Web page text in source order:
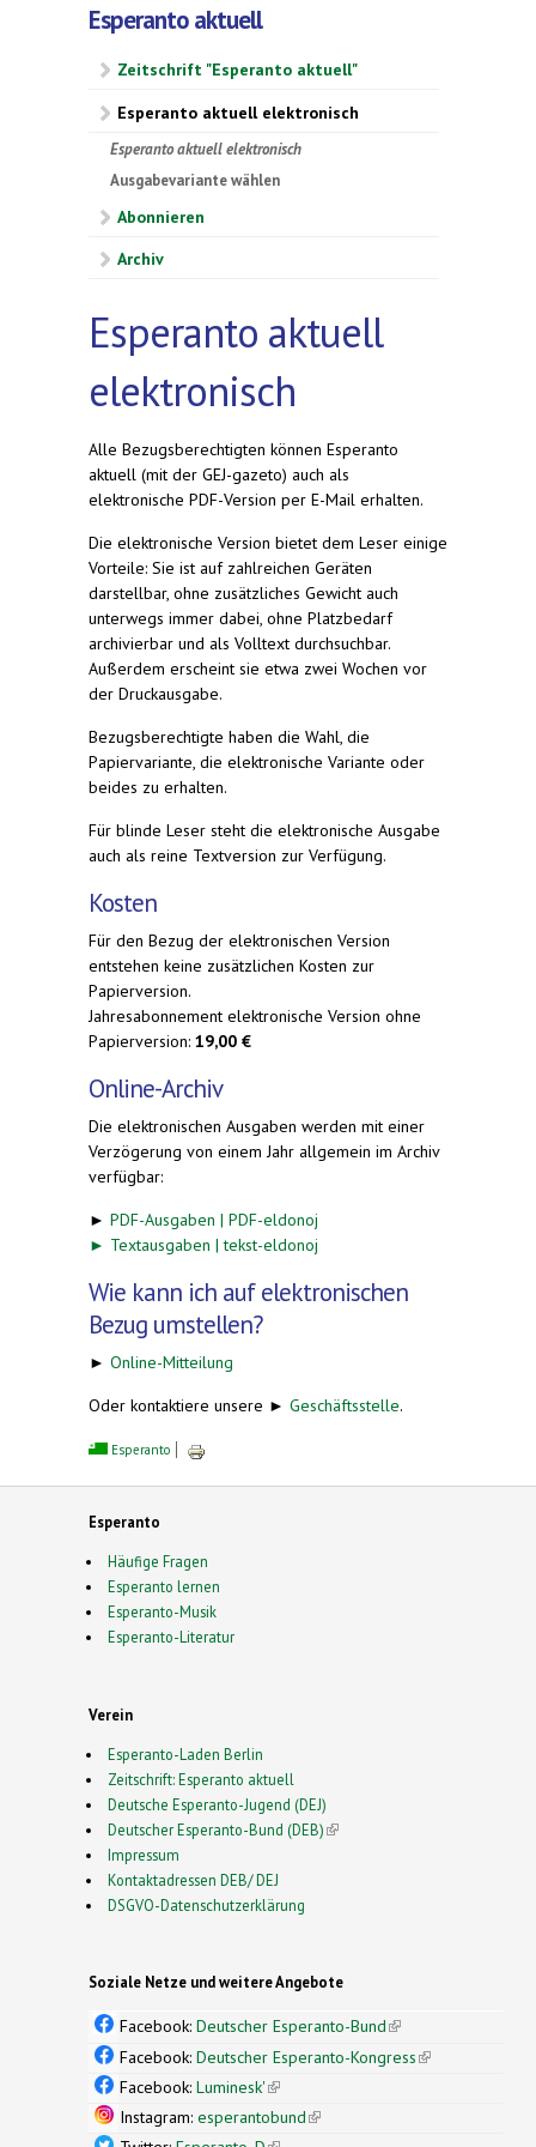
Esperanto aktuell
Zeitschrift "Esperanto aktuell"
Esperanto aktuell elektronisch
Esperanto aktuell elektronisch
Ausgabevariante wählen
Abonnieren
Archiv
Esperanto aktuell
elektronisch
Alle Bezugsberechtigten können Esperanto
aktuell (mit der GEJ-gazeto) auch als
elektronische PDF-Version per E-Mail erhalten.
Die elektronische Version bietet dem Leser einige
Vorteile: Sie ist auf zahlreichen Geräten
darstellbar, ohne zusätzliches Gewicht auch
unterwegs immer dabei, ohne Platzbedarf
archivierbar und als Volltext durchsuchbar.
Außerdem erscheint sie etwa zwei Wochen vor
der Druckausgabe.
Bezugsberechtigte haben die Wahl, die
Papiervariante, die elektronische Variante oder
beides zu erhalten.
Für blinde Leser steht die elektronische Ausgabe
auch als reine Textversion zur Verfügung.
Kosten
Für den Bezug der elektronischen Version
entstehen keine zusätzlichen Kosten zur
Papierversion.
Jahresabonnement elektronische Version ohne
Papierversion: 19,00 €
Online-Archiv
Die elektronischen Ausgaben werden mit einer
Verzögerung von einem Jahr allgemein im Archiv
verfügbar:
► PDF-Ausgaben | PDF-eldonoj
► Textausgaben | tekst-eldonoj
Wie kann ich auf elektronischen
Bezug umstellen?
► Online-Mitteilung
Oder kontaktiere unsere ► Geschäftsstelle.
Esperanto
Esperanto
Häufige Fragen
Esperanto lernen
Esperanto-Musik
Esperanto-Literatur
Verein
Esperanto-Laden Berlin
Zeitschrift: Esperanto aktuell
Deutsche Esperanto-Jugend (DEJ)
Deutscher Esperanto-Bund (DEB)(link is external)
Impressum
Kontaktadressen DEB/ DEJ
DSGVO-Datenschutzerklärung
Soziale Netze und weitere Angebote
Facebook: Deutscher Esperanto-Bund(link is
external)
Facebook: Deutscher Esperanto-Kongress(link is
Facebook: Luminesk'(link is external)
Instagram: esperantobund(link is external)